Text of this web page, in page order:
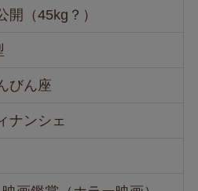
開（45kg？）
びん座
ナンシェ